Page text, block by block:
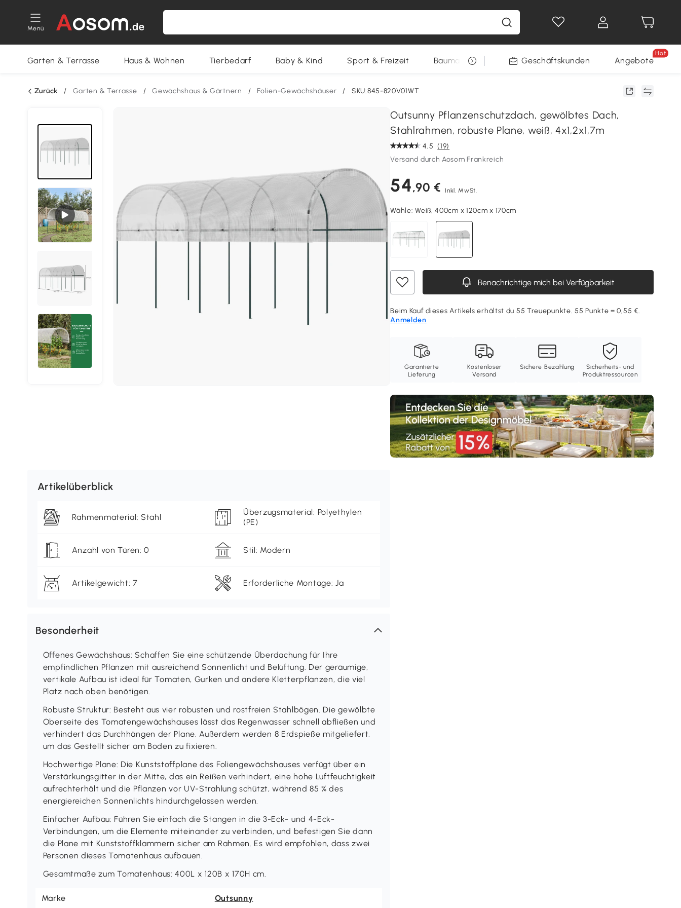
Menü
Gewinnspiele
Garten & Terrasse Haus & Wohnen Tierbedarf Baby & Kind Sport & Freizeit Baumarkt RestpostenGeschäftskunden Angebote
Hot
Zurück / Garten & Terrasse / Gewächshaus & Gärtnern / Folien-Gewächshäuser / SKU:845-820V01WT
Outsunny Pflanzenschutzdach, gewölbtes Dach,
Stahlrahmen, robuste Plane, weiß, 4x1,2x1,7m
4,5 (19)
Versand durch Aosom Frankreich
54,90 € Inkl. MwSt.
Wähle:Weiß, 400cm x 120cm x 170cm
Benachrichtige mich bei Verfügbarkeit
Beim Kauf dieses Artikels erhältst du 55 Treuepunkte. 55 Punkte = 0,55 €.
Anmelden
Garantierte
Lieferung
Kostenloser
Versand
Sichere Bezahlung
Sicherheits- und
Produktressourcen
Artikelüberblick
Rahmenmaterial: Stahl
Überzugsmaterial: Polyethylen
(PE)
Anzahl von Türen: 0 Stil: Modern
Artikelgewicht: 7 Erforderliche Montage: Ja
Besonderheit
Offenes Gewächshaus: Schaffen Sie eine schützende Überdachung für Ihre
empfindlichen Pflanzen mit ausreichend Sonnenlicht und Belüftung. Der geräumige,
vertikale Aufbau ist ideal für Tomaten, Gurken und andere Kletterpflanzen, die viel
Platz nach oben benötigen.
Robuste Struktur: Besteht aus vier robusten und rostfreien Stahlbögen. Die gewölbte
Oberseite des Tomatengewächshauses lässt das Regenwasser schnell abfließen und
verhindert das Durchhängen der Plane. Außerdem werden 8 Erdspieße mitgeliefert,
um das Gestellt sicher am Boden zu fixieren.
Hochwertige Plane: Die Kunststoffplane des Foliengewächshauses verfügt über ein
Verstärkungsgitter in der Mitte, das ein Reißen verhindert, eine hohe Luftfeuchtigkeit
aufrechterhält und die Pflanzen vor UV-Strahlung schützt, während 85 % des
energiereichen Sonnenlichts hindurchgelassen werden.
Einfacher Aufbau: Führen Sie einfach die Stangen in die 3-Eck- und 4-Eck-
Verbindungen, um die Elemente miteinander zu verbinden, und befestigen Sie dann
die Plane mit Kunststoffklammern sicher am Rahmen. Es wird empfohlen, dass zwei
Personen dieses Tomatenhaus aufbauen.
Gesamtmaße zum Tomatenhaus: 400L x 120B x 170H cm.
Marke Outsunny